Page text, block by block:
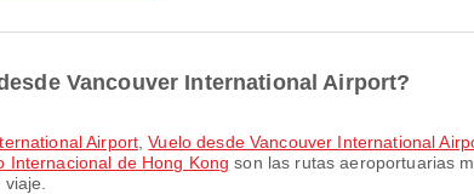
Vancouver International Airport?
Airport ,Vuelo desde Vancouver International
Internacional de Hong Kong son las rutas aeroportuarias